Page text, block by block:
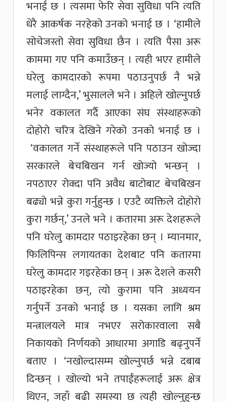
भनाई छ । त्यसमा फेरि सेवा सुविधा पनि त्यति
धेरै आकर्षक नरहेको उनको भनाई छ । ‘हामीले
सोचेजस्तो सेवा सुविधा छैन । त्यति पैसा अरू
काममा गए पनि कमाउँछन् । त्यही भएर हामीले
घरेलु कामदारको रूपमा पठाउनुपर्छ नै भन्ने
मलाई लाग्दैन,’ भुसालले भने । अहिले खोल्नुपर्छ
भनेर वकालत गर्दै आएका संघ संस्थाहरूको
दोहोरो चरित्र देखिने गरेको उनको भनाई छ ।
‘वकालत गर्ने संस्थाहरूले पनि पठाउन खोज्दा
सरकारले बेचबिखन गर्न खोज्यो भन्छन् ।
नपठाएर रोक्दा पनि अवैध बाटोबाट बेचबिखन
बढ्यो भन्ने कुरा गर्नुहुन्छ । एउटै व्यक्तिले दोहोरो
कुरा गर्छन्,’ उनले भने । कतारमा अरू देशहरूले
पनि घरेलु कामदार पठाइरहेका छन् । म्यानमार,
फिलिपिन्स लगायतका देशबाट पनि कतारमा
घरेलु कामदार गइरहेका छन् । अरू देशले कसरी
पठाइरहेका छन्, त्यो कुरामा पनि अध्ययन
गर्नुपर्ने उनको भनाई छ । यसका लागि श्रम
मन्त्रालयले मात्र नभएर सरोकारवाला सबै
निकायको निर्णयको आधारमा अगाडि बढ्नुपर्ने
बताए । ‘नखोल्दासम्म खोल्नुपर्छ भन्ने दबाब
दिन्छन् । खोल्यो भने तपाईंहरूलाई अरू क्षेत्र
थिएन, जहाँ बढी समस्या छ त्यही खोल्नुहुन्छ